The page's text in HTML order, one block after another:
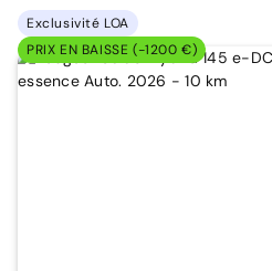
Exclusivité LOA
PRIX EN BAISSE (-1200 €)